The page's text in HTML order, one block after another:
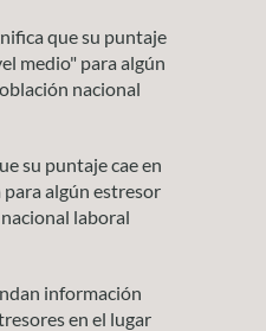
que su puntaje
medio" para algún
nacional
su puntaje cae en
algún estresor
laboral
información
en el lugar